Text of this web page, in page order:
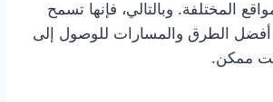
المختلفة. وبالتالي، فإنها تسمح
أفضل الطرق والمسارات للوصول إلى
ممكن.